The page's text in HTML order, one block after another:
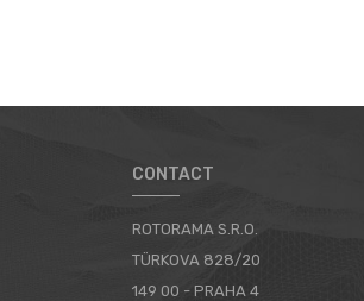
CONTACT
ROTORAMA S.R.O.
TÜRKOVA 828/20
149 00 - PRAHA 4